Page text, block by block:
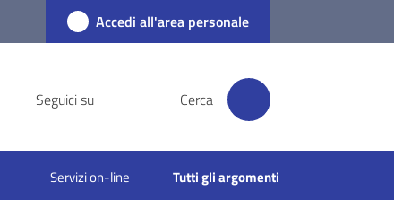
Accedi all'area personale
Seguici su Cerca
Servizi on-line Tutti gli argomenti